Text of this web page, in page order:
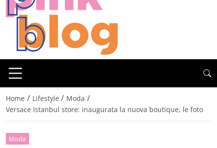
Home / Lifestyle / Moda /
Versace Istanbul store: inaugurata la nuova boutique, le foto
Moda